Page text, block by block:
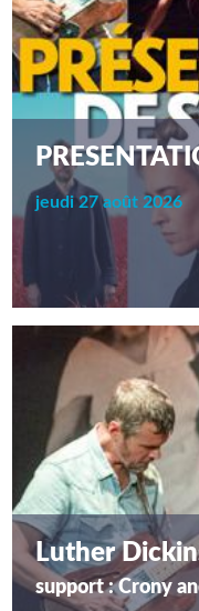
jeudi 27 août 2026
Luther
support : Crony